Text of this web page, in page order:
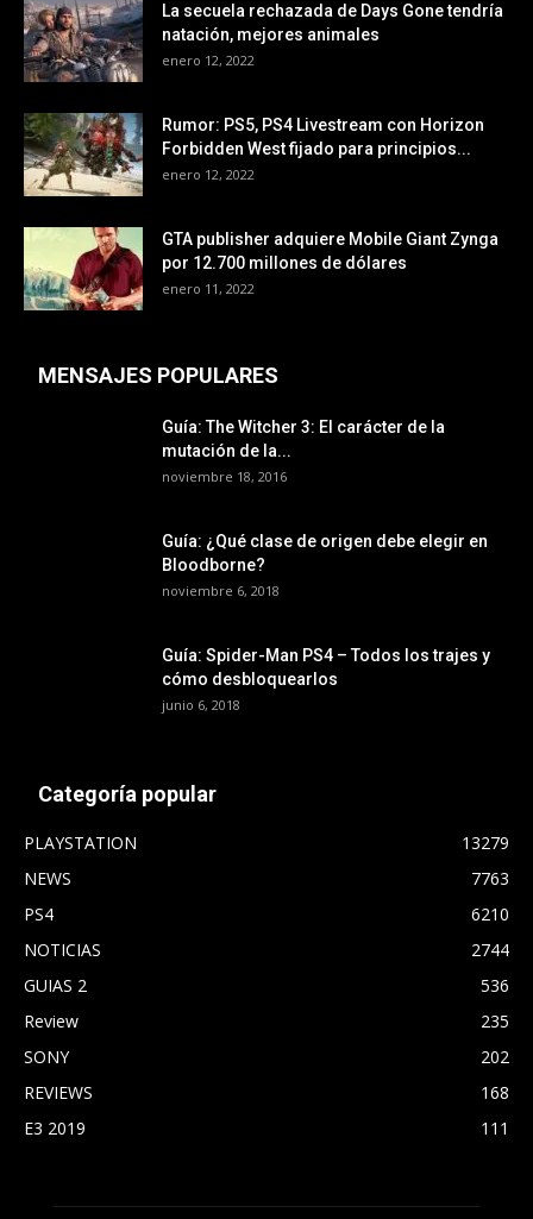
La secuela rechazada de Days Gone tendría
natación, mejores animales
enero 12, 2022
Rumor: PS5, PS4 Livestream con Horizon
Forbidden West fijado para principios...
enero 12, 2022
GTA publisher adquiere Mobile Giant Zynga
por 12.700 millones de dólares
enero 11, 2022
MENSAJES POPULARES
Guía: The Witcher 3: El carácter de la
mutación de la...
noviembre 18, 2016
Guía: ¿Qué clase de origen debe elegir en
Bloodborne?
noviembre 6, 2018
Guía: Spider-Man PS4 – Todos los trajes y
cómo desbloquearlos
junio 6, 2018
Categoría popular
PLAYSTATION
13279
NEWS
7763
PS4
6210
NOTICIAS
2744
GUIAS 2
536
Review
235
SONY
202
REVIEWS
168
E3 2019
111